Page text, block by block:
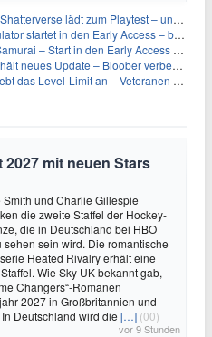
lädt zum Playtest – und erscheint schon bald!
startet in den Early Access – bald gehts los!
Start in den Early Access ab heute im feudalen Japan
Update – Bloober verbessert Grafik und Performance
Limit an – Veteranen können endlich weiter aufsteigen
mit neuen Stars
Smith und Charlie Gillespie
die zweite Staffel der Hockey-
die in Deutschland bei HBO
sehen sein wird. Die romantische
Heated Rivalry erhält eine
Wie Sky UK bekannt gab,
Changers“-Romanen
2027 in Großbritannien und
Deutschland wird die […] (00)
vor 9 Stunden